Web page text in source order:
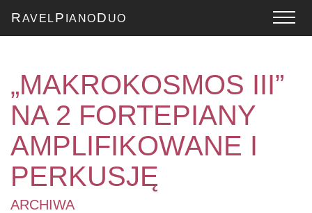
RAVEL P IANOD UO
„MAKROKOSMOS III”
NA 2 FORTEPIANY
AMPLIFIKOWANE I
PERKUSJĘ
ARCHIWA